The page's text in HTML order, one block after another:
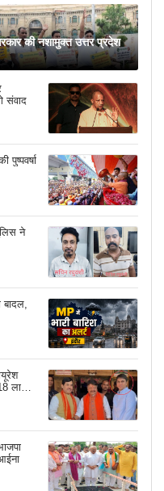
की नशामुक्त उत्तर प्रदेश
संवाद
ने
लाख